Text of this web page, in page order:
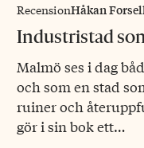
RecensionHåkan
Industristad
Malmö ses i dag
och som en stad
ruiner och
gör i sin bok ett…